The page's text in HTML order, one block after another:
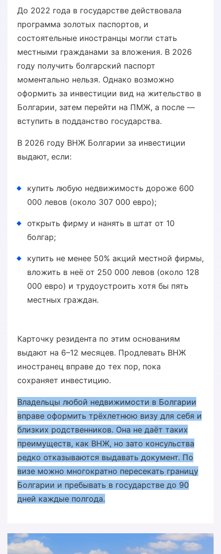
До 2022 года в государстве действовала
программа золотых паспортов, и
состоятельные иностранцы могли стать
местными гражданами за вложения. В 2026
году получить болгарский паспорт
моментально нельзя. Однако возможно
оформить за инвестиции вид на жительство в
Болгарии, затем перейти на ПМЖ, а после —
вступить в подданство государства.
В 2026 году ВНЖ Болгарии за инвестиции
выдают, если:
купить любую недвижимость дороже 600
000 левов (около 307 000 евро);
открыть фирму и нанять в штат от 10
болгар;
купить не менее 50% акций местной фирмы,
вложить в неё от 250 000 левов (около 128
000 евро) и трудоустроить хотя бы пять
местных граждан.
Карточку резидента по этим основаниям
выдают на 6–12 месяцев. Продлевать ВНЖ
иностранец вправе до тех пор, пока
сохраняет инвестицию.
Владельцы любой недвижимости в Болгарии
вправе оформить трёхлетнюю визу для себя и
близких родственников. Она не даёт таких
преимуществ, как ВНЖ, но зато консульства
редко отказываются выдавать документ. По
визе можно многократно пересекать границу
Болгарии и пребывать в государстве до 90
дней каждые полгода.